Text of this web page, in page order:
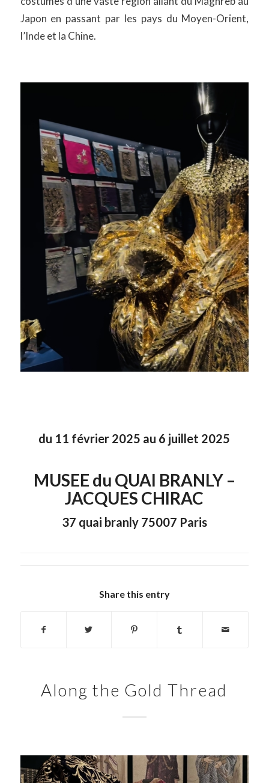
Japon en passant par les pays du Moyen­-Orient,
l’Inde et la Chine.
du 11 février 2025 au 6 juillet 2025
MUSEE du QUAI BRANLY –
JACQUES CHIRAC
37 quai branly 75007 Paris
Share this entry
Along the Gold Thread